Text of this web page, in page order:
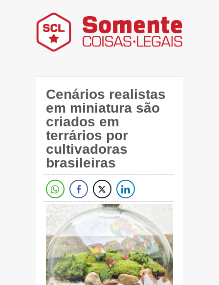
Cenários realistas
em miniatura são
criados em
terrários por
cultivadoras
brasileiras